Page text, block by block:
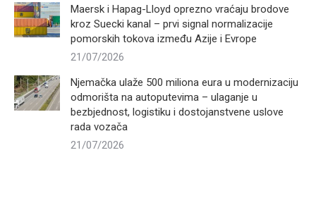
Maersk i Hapag-Lloyd oprezno vraćaju brodove
kroz Suecki kanal – prvi signal normalizacije
pomorskih tokova između Azije i Evrope
21/07/2026
Njemačka ulaže 500 miliona eura u modernizaciju
odmorišta na autoputevima – ulaganje u
bezbjednost, logistiku i dostojanstvene uslove
rada vozača
21/07/2026